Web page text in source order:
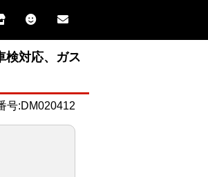
対応、ガス
号:DM020412